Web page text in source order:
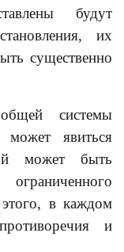
будут
их
существенно
системы
может явиться
может быть
в каждом
и